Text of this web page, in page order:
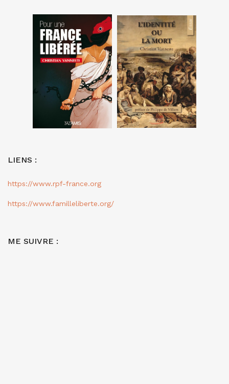
LIENS :
https://www.rpf-france.org
https://www.familleliberte.org/
ME SUIVRE :